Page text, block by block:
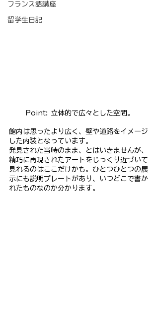
フランス語講座
留学生日記
Point: 立体的で広々とした空間。
館内は思ったより広く、壁や道路をイメージ
した内装となっています。
発見された当時のまま、とはいきませんが、
精巧に再現されたアートをじっくり近づいて
見れるのはここだけかも。ひとつひとつの展
示にも説明プレートがあり、いつどこで書か
れたものなのか分かります。